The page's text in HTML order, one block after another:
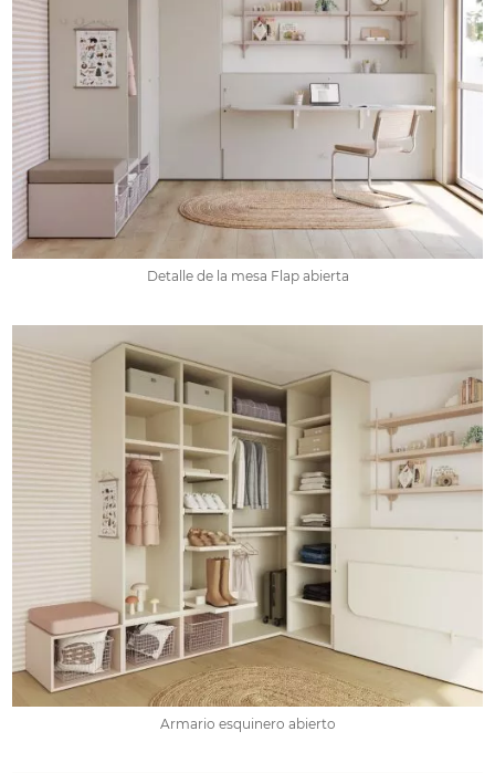
Detalle de la mesa Flap abierta
Armario esquinero abierto